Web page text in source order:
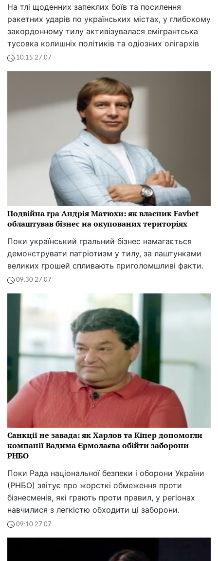
На тлі щоденних запеклих боїв та посилення
ракетних ударів по українських містах, у глибокому
закордонному тилу активізувалася емігрантська
тусовка колишніх політиків та одіозних олігархів
10:15 27.07
Подвійна гра Андрія Матюхи: як власник Favbet
облаштував бізнес на окупованих територіях
Поки український гральний бізнес намагається
демонструвати патріотизм у тилу, за лаштунками
великих грошей спливають приголомшливі факти.
09:30 27.07
Санкції не завада: як Харлов та Кіпер допомогли
компанії Вадима Єрмолаєва обійти заборони
РНБО
Поки Рада національної безпеки і оборони України
(РНБО) звітує про жорсткі обмеження проти
бізнесменів, які грають проти правил, у регіонах
навчилися з легкістю обходити ці заборони.
09:10 27.07